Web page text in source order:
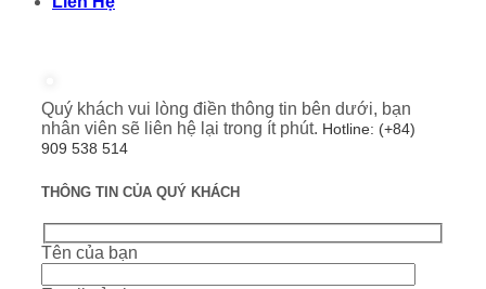
Quý khách vui lòng điền thông tin bên dưới, bạn
nhân viên sẽ liên hệ lại trong ít phút. Hotline: (+84)
909 538 514
THÔNG TIN CỦA QUÝ KHÁCH
Tên của bạn